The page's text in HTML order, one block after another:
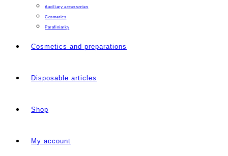
Auxiliary accessories
Cosmetics
Parafiniarky
Cosmetics and preparations
Disposable articles
Shop
My account